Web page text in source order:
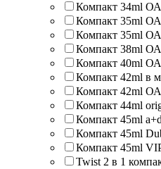
Компакт 34ml
Компакт 35ml
Компакт 35ml
Компакт 38ml
Компакт 40ml
Компакт 42ml в
Компакт 42ml
Компакт 44ml
Компакт 45ml
Компакт 45ml
Компакт 45ml
Twist 2 в 1